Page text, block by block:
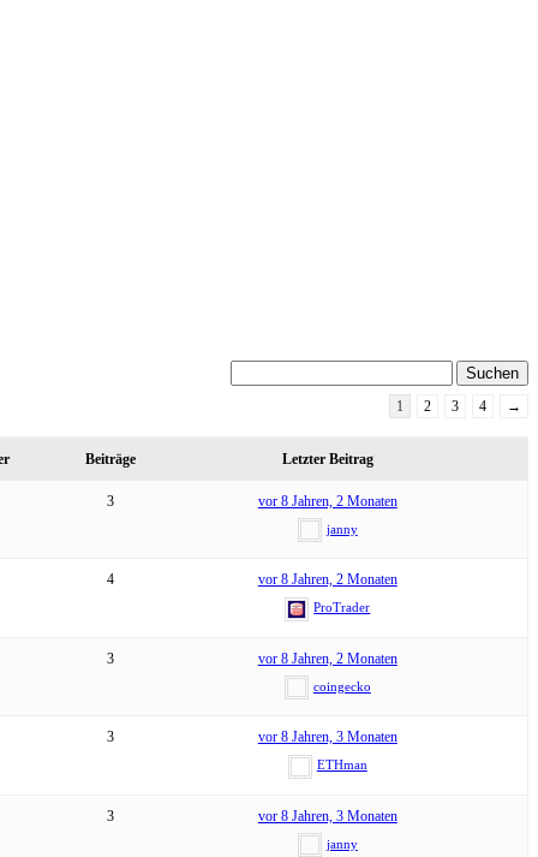
1 2 3 4 →
Beiträge Letzter Beitrag
3 vor 8 Jahren, 2 Monaten
janny
4 vor 8 Jahren, 2 Monaten
ProTrader
3 vor 8 Jahren, 2 Monaten
coingecko
3 vor 8 Jahren, 3 Monaten
ETHman
3 vor 8 Jahren, 3 Monaten
janny